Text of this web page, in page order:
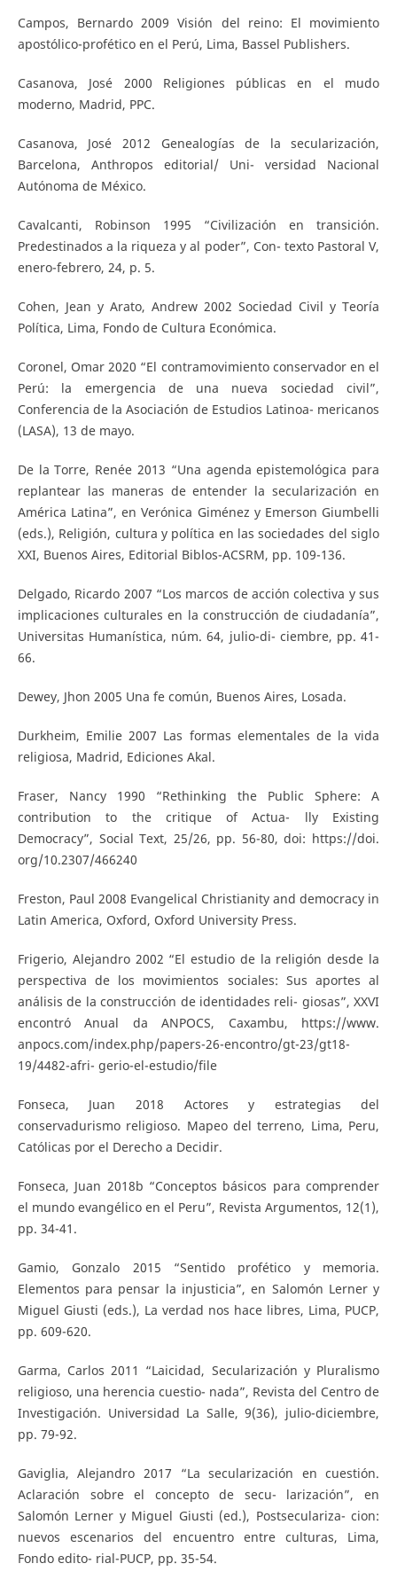
Campos, Bernardo 2009 Visión del reino: El movimiento
apostólico-profético en el Perú, Lima, Bassel Publishers.
Casanova, José 2000 Religiones públicas en el mudo
moderno, Madrid, PPC.
Casanova, José 2012 Genealogías de la secularización,
Barcelona, Anthropos editorial/ Uni- versidad Nacional
Autónoma de México.
Cavalcanti, Robinson 1995 “Civilización en transición.
Predestinados a la riqueza y al poder”, Con- texto Pastoral V,
enero-febrero, 24, p. 5.
Cohen, Jean y Arato, Andrew 2002 Sociedad Civil y Teoría
Política, Lima, Fondo de Cultura Económica.
Coronel, Omar 2020 “El contramovimiento conservador en el
Perú: la emergencia de una nueva sociedad civil”,
Conferencia de la Asociación de Estudios Latinoa- mericanos
(LASA), 13 de mayo.
De la Torre, Renée 2013 “Una agenda epistemológica para
replantear las maneras de entender la secularización en
América Latina”, en Verónica Giménez y Emerson Giumbelli
(eds.), Religión, cultura y política en las sociedades del siglo
XXI, Buenos Aires, Editorial Biblos-ACSRM, pp. 109-136.
Delgado, Ricardo 2007 “Los marcos de acción colectiva y sus
implicaciones culturales en la construcción de ciudadanía”,
Universitas Humanística, núm. 64, julio-di- ciembre, pp. 41-
66.
Dewey, Jhon 2005 Una fe común, Buenos Aires, Losada.
Durkheim, Emilie 2007 Las formas elementales de la vida
religiosa, Madrid, Ediciones Akal.
Fraser, Nancy 1990 “Rethinking the Public Sphere: A
contribution to the critique of Actua- lly Existing
Democracy”, Social Text, 25/26, pp. 56-80, doi: https://doi.
org/10.2307/466240
Freston, Paul 2008 Evangelical Christianity and democracy in
Latin America, Oxford, Oxford University Press.
Frigerio, Alejandro 2002 “El estudio de la religión desde la
perspectiva de los movimientos sociales: Sus aportes al
análisis de la construcción de identidades reli- giosas”, XXVI
encontró Anual da ANPOCS, Caxambu, https://www.
anpocs.com/index.php/papers-26-encontro/gt-23/gt18-
19/4482-afri- gerio-el-estudio/file
Fonseca, Juan 2018 Actores y estrategias del
conservadurismo religioso. Mapeo del terreno, Lima, Peru,
Católicas por el Derecho a Decidir.
Fonseca, Juan 2018b “Conceptos básicos para comprender
el mundo evangélico en el Peru”, Revista Argumentos, 12(1),
pp. 34-41.
Gamio, Gonzalo 2015 “Sentido profético y memoria.
Elementos para pensar la injusticia”, en Salomón Lerner y
Miguel Giusti (eds.), La verdad nos hace libres, Lima, PUCP,
pp. 609-620.
Garma, Carlos 2011 “Laicidad, Secularización y Pluralismo
religioso, una herencia cuestio- nada”, Revista del Centro de
Investigación. Universidad La Salle, 9(36), julio-diciembre,
pp. 79-92.
Gaviglia, Alejandro 2017 “La secularización en cuestión.
Aclaración sobre el concepto de secu- larización”, en
Salomón Lerner y Miguel Giusti (ed.), Postseculariza- cion:
nuevos escenarios del encuentro entre culturas, Lima,
Fondo edito- rial-PUCP, pp. 35-54.